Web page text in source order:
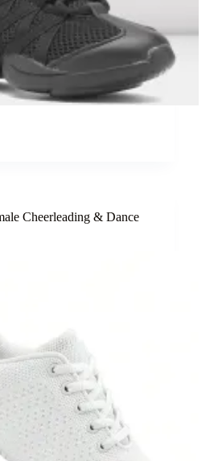
Cheerleading & Dance